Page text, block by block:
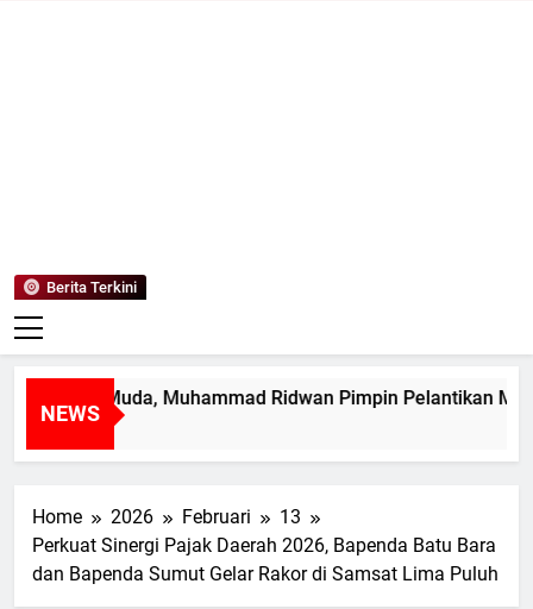
Berita Terkini
NEWS
Muda, Muhammad Ridwan Pimpin Pelantikan MPK
Home 2026 Februari
13
Perkuat Sinergi Pajak Daerah 2026, Bapenda Batu Bara
dan Bapenda Sumut Gelar Rakor di Samsat Lima Puluh